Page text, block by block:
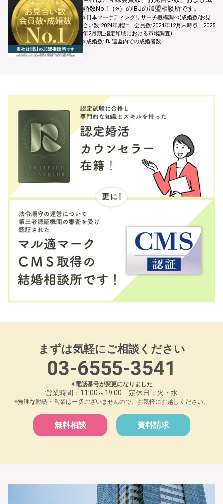
婚数No.1（※）のIBJの加盟相談所です。
※⽇本マーケティングリサーチ機構調べ(成婚数/お⾒
合い数:2024年累計、会員数:2024年12⽉末時点、2025
年2⽉期_指定領域における市場調査)
※成婚数:IBJ連盟内での成婚者数
まずは気軽にご相談ください
03-6555-3541
※電話番号が変更になりました
営業時間：11:00～19:00 定休日：火・水
※無理な勧誘・営業は一切ございませんので、お気軽にお越しください。
無料相談 資料請求